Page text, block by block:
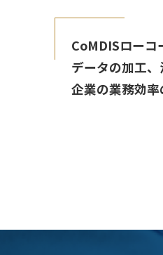
CoMDISローコ
データの加工、
企業の業務効率